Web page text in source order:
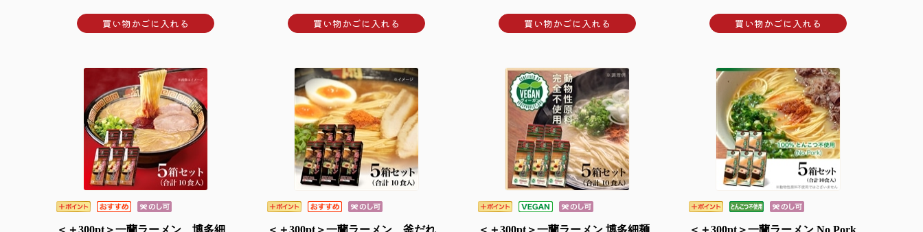
買い物かごに入れる 買い物かごに入れる 買い物かごに入れる 買い物かごに入れる